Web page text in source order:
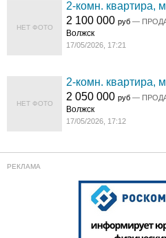
НЕТ ФОТО
2-комн. квартира,
2 100 000руб —
Волжск
17/05/2026, 17:21
НЕТ ФОТО
2-комн. квартира,
2 050 000руб —
Волжск
17/05/2026, 17:12